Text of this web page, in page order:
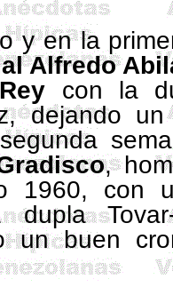
y en la
Alfredo
con la
dejando
,
1960, con
un buen